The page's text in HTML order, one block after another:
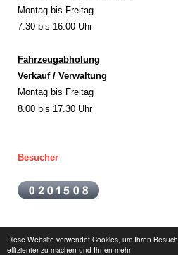
Diese Website verwendet Cookies, um Ihren Besuch
effizienter zu machen und Ihnen mehr
Montag bis Freitag
7.30 bis 16.00 Uhr
Fahrzeugabholung
Verkauf / Verwaltung
Montag bis Freitag
8.00 bis 17.30 Uhr
Besucher
Druckversion| Sitemap